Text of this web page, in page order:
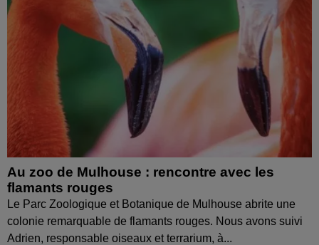
Au zoo de Mulhouse : rencontre avec les
flamants rouges
Le Parc Zoologique et Botanique de Mulhouse abrite une
colonie remarquable de flamants rouges. Nous avons suivi
Adrien, responsable oiseaux et terrarium, à...